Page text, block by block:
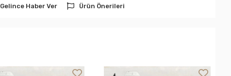
Gelince Haber Ver Ürün Önerileri